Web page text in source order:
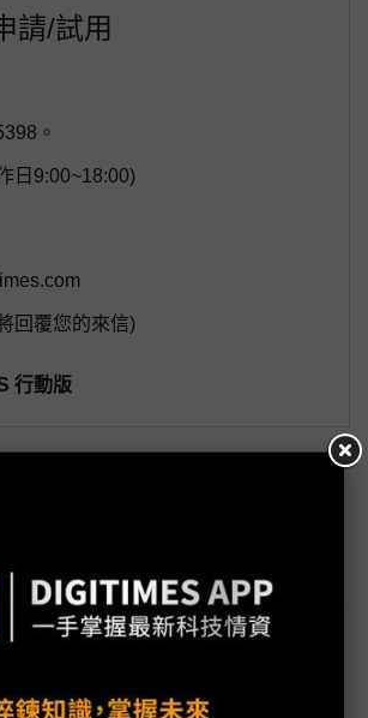
請/試用
。
日9:00~18:00)
回覆您的來信)
行動版
關鍵字追蹤」
追蹤」
積1Q24法說藏玄機